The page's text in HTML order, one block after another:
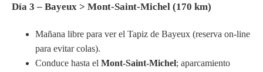
Día 3 – Bayeux > Mont-Saint-Michel (170 km)
Mañana libre para ver el Tapiz de Bayeux (reserva on-line
para evitar colas).
Conduce hasta el Mont-Saint-Michel; aparcamiento